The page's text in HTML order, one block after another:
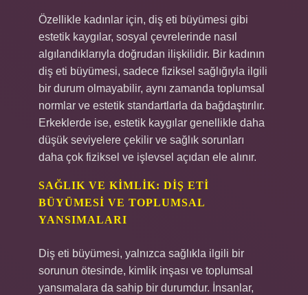
Özellikle kadınlar için, diş eti büyümesi gibi
estetik kaygılar, sosyal çevrelerinde nasıl
algılandıklarıyla doğrudan ilişkilidir. Bir kadının
diş eti büyümesi, sadece fiziksel sağlığıyla ilgili
bir durum olmayabilir, aynı zamanda toplumsal
normlar ve estetik standartlarla da bağdaştırılır.
Erkeklerde ise, estetik kaygılar genellikle daha
düşük seviyelere çekilir ve sağlık sorunları
daha çok fiziksel ve işlevsel açıdan ele alınır.
SAĞLIK VE KIMLIK: DIŞ ETI
BÜYÜMESI VE TOPLUMSAL
YANSIMALARI
Diş eti büyümesi, yalnızca sağlıkla ilgili bir
sorunun ötesinde, kimlik inşası ve toplumsal
yansımalara da sahip bir durumdur. İnsanlar,